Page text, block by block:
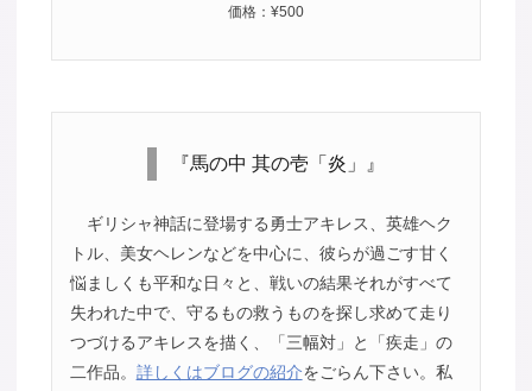
価格：¥500
『馬の中 其の壱「炎」』
ギリシャ神話に登場する勇士アキレス、英雄ヘク
トル、美女ヘレンなどを中心に、彼らが過ごす甘く
悩ましくも平和な日々と、戦いの結果それがすべて
失われた中で、守るもの救うものを探し求めて走り
つづけるアキレスを描く、「三幅対」と「疾走」の
二作品。 詳しくはブログの紹介をごらん下さい。私